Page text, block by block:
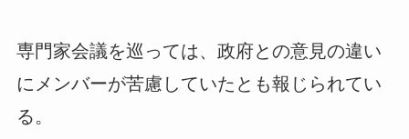
専門家会議を巡っては、政府との意見の違い
にメンバーが苦慮していたとも報じられてい
る。